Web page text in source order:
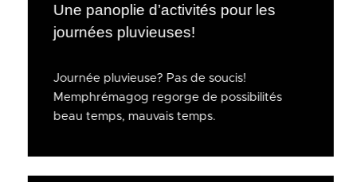
Une panoplie d’activités pour les
journées pluvieuses!
Journée pluvieuse? Pas de soucis!
Memphrémagog regorge de possibilités
beau temps, mauvais temps.